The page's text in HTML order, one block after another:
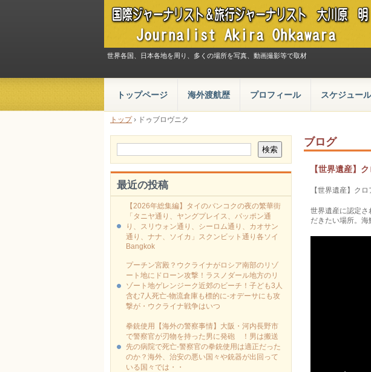
世界各国、日本各地を周り、多くの場所を写真、動画撮影等で取材
トップページ 海外渡航歴 プロフィール スケジュール
トップ› ドゥブロヴニク
ブログ
【世界遺産】
【世界遺産】ク
世界遺産に認定
だきたい場所。海
最近の投稿
【2026年総集編】タイのバンコクの夜の繁華街
「タニヤ通り、ヤングプレイス、パッポン通
り、スリウォン通り、シーロム通り、カオサン
通り、ナナ、ソイカ」スクンビット通り各ソイ
Bangkok
プーチン宮殿？ウクライナがロシア南部のリゾ
ート地にドローン攻撃！ラスノダール地方のリ
ゾート地ゲレンジーク近郊のビーチ！子ども3人
含む7人死亡-物流倉庫も標的に‐オデーサにも攻
撃が・ウクライナ戦争はいつ
拳銃使用【海外の警察事情】大阪・河内長野市
で警察官が刃物を持った男に発砲 ！男は搬送
先の病院で死亡-警察官の拳銃使用は適正だった
のか？海外、治安の悪い国々や銃器が出回って
いる国々では・・